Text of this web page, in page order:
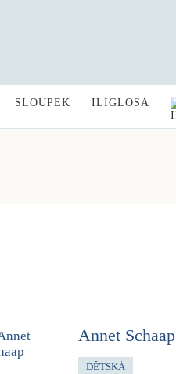
SLOUPEK ILIGLOSA
Annet Schaap
DĚTSKÁ